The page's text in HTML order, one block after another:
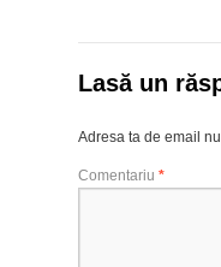
Lasă un
Adresa ta de email
Comentariu *